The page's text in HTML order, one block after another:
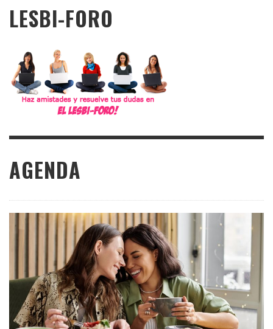
LESBI-FORO
AGENDA